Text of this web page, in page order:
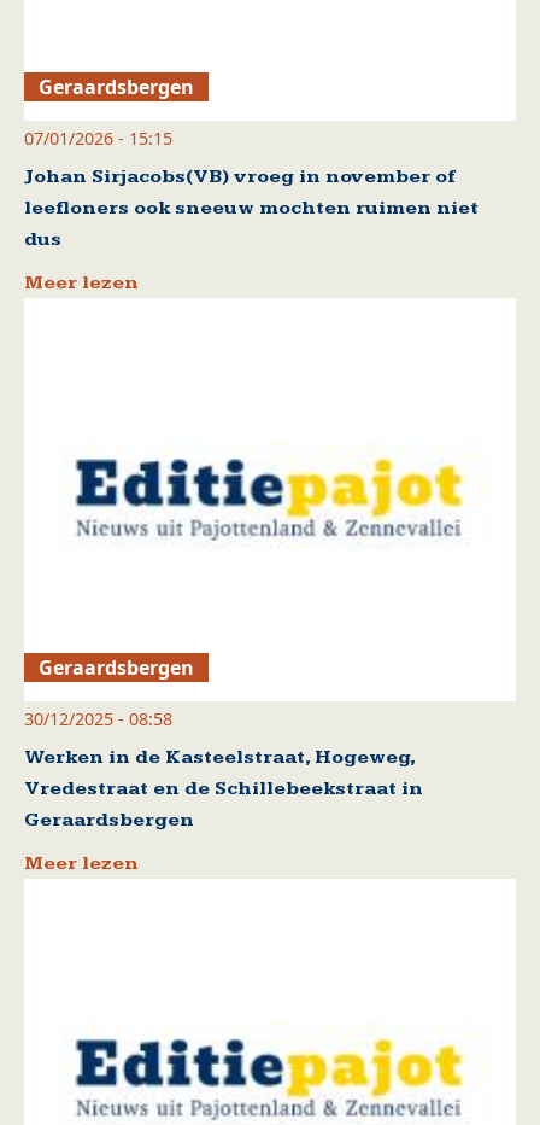
Geraardsbergen
07/01/2026 - 15:15
Johan Sirjacobs(VB) vroeg in november of
leefloners ook sneeuw mochten ruimen niet
dus
Meer lezen
Geraardsbergen
30/12/2025 - 08:58
Werken in de Kasteelstraat, Hogeweg,
Vredestraat en de Schillebeekstraat in
Geraardsbergen
Meer lezen